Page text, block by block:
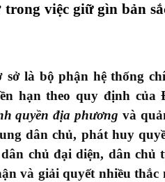
chí
Quản
việc giữ gìn bản
sởlà bộ phận hệ thống
hạn theo quy định của
quyền địa phươngvà
dân chủ, phát huy
chủ đại diện, dân chủ
và giải quyết nhiều thắc